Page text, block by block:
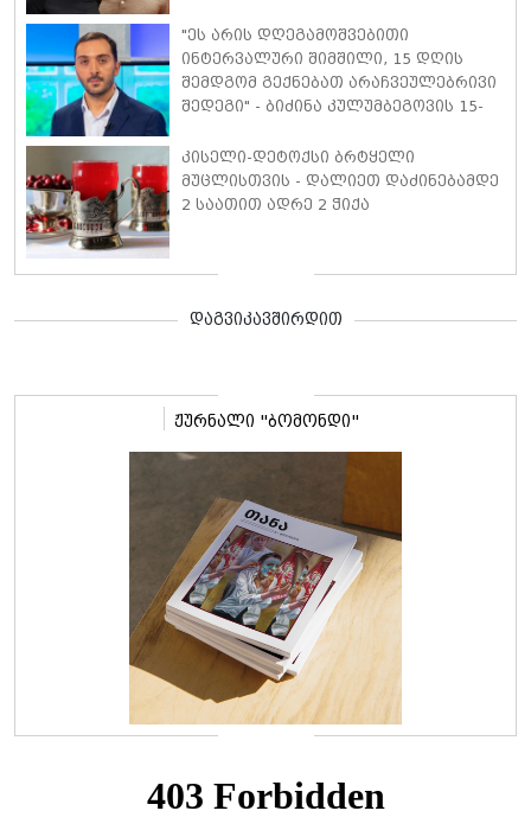
"ეს არის დღეგამოშვებითი
ინტერვალური შიმშილი, 15 დღის
შემდგომ გექნებათ არაჩვეულებრივი
შედეგი" - ბიძინა კულუმბეგოვის 15-
კისელი-დეტოქსი ბრტყელი
მუცლისთვის - დალიეთ დაძინებამდე
2 საათით ადრე 2 ჭიქა
დაგვიკავშირდით
ჟურნალი "ბომონდი"